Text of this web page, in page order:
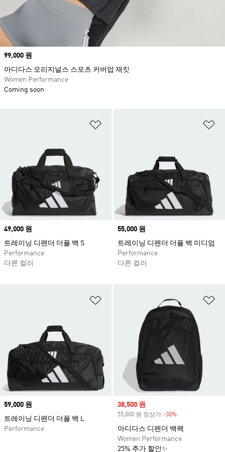
Price
49,000 원
트레이닝 디펜더 더플 백 S
Performance
다른 컬러
Price
55,000 원
트레이닝 디펜더 더플 백 미디엄
Performance
다른 컬러
Price
59,000 원
트레이닝 디펜더 더플 백 L
Performance
Sale price
38,500 원
55,000 원 정상가 -30%
아디다스 디펜더 백팩
Women Performance
25% 추가 할인✨
Price
99,000 원
아디다스 오리지널스 스포츠 커버업 재킷
Women Performance
Coming soon